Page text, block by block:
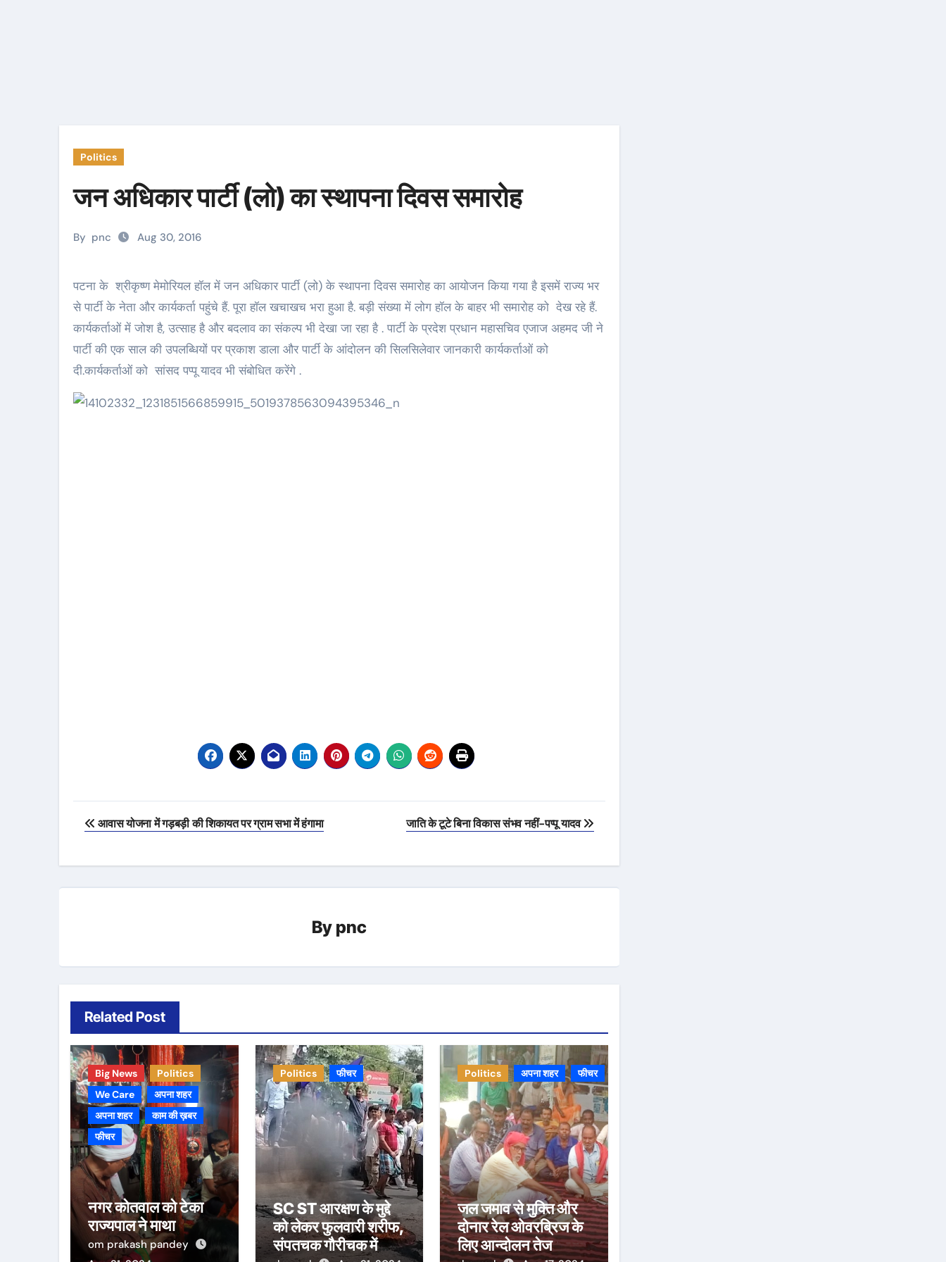
Politics
जन अधिकार पार्टी (लो) का स्‍थापना दिवस समारोह
By pnc Aug 30, 2016
पटना के श्रीकृष्‍ण मेमोरियल हॉल में जन अधिकार पार्टी (लो) के स्‍थापना दिवस समारोह का आयोजन किया गया है इसमें राज्‍य भर
से पार्टी के नेता और कार्यकर्ता पहुंचे हैं. पूरा हॉल खचाखच भरा हुआ है. बड़ी संख्‍या में लोग हॉल के बाहर भी समारोह को देख रहे हैं.
कार्यकर्ताओं में जोश है, उत्‍साह है और बदलाव का संकल्‍प भी देखा जा रहा है . पार्टी के प्रदेश प्रधान महासचिव एजाज अहमद जी ने
पार्टी की एक साल की उपलब्धियों पर प्रकाश डाला और पार्टी के आंदोलन की सिलसिलेवार जानकारी कार्यकर्ताओं को
दी.कार्यकर्ताओं को सांसद पप्पू यादव भी संबोधित करेंगे .
Post
आवास योजना में गड़बड़ी की शिकायत पर ग्राम सभा में हंगामा जाति के टूटे बिना विकास संभव नहीं-पप्पू यादव
By pnc
Related Post
Big News
Politics
We Care
अपना शहर
अपना शहर
काम की ख़बर
फीचर
नगर कोतवाल को टेका
राज्यपाल ने माथा
om prakash pandey
Politics फीचर
SC ST आरक्षण के मुद्दे
को लेकर फुलवारी शरीफ,
संपतचक गौरीचक में
Politics अपना शहर फीचर
जल जमाव से मुक्ति और
दोनार रेल ओवरब्रिज के
लिए आन्दोलन तेज